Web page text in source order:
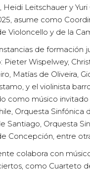
Leitschauer y Yuri
asume como
Violoncello y de la
de formación
Pieter Wispelwey,
Matías de Oliveira,
y el violinista
como músico
Orquesta Sinfónica
Santiago, Orquesta
Concepción, entre
colabora con
como Cuarteto